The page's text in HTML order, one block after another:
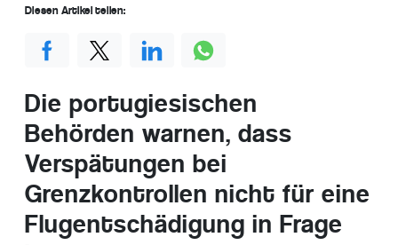
Die portugiesischen
Behörden warnen, dass
Verspätungen bei
Grenzkontrollen nicht für eine
Flugentschädigung in Frage
Diesen Artikel teilen: